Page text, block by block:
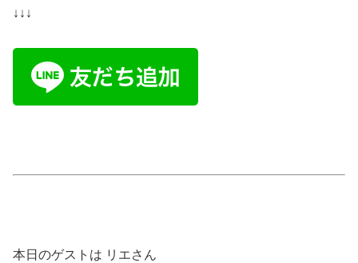
↓↓↓
本日のゲストは リエさん